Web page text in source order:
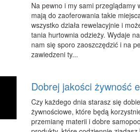
Na pewno i my sami przeglądamy
mają do zaoferowania takie
wszystko działa rewelacyjnie i
tania hurtownia odzieży. Wydaje
nam się sporo zaoszczędzić i na
zawiedzeni ty...
Dobrej jakości żywność
Czy każdego dnia starasz się
żywnościowe, które będą
przemianę materii i dobre